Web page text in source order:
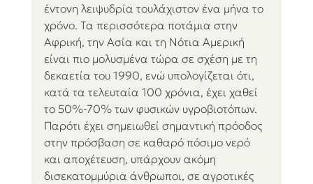
έντονη λειψυδρία τουλάχιστον ένα μήνα το
χρόνο. Τα περισσότερα ποτάμια στην
Αφρική, την Ασία και τη Νότια Αμερική
είναι πιο μολυσμένα τώρα σε σχέση με τη
δεκαετία του 1990, ενώ υπολογίζεται ότι,
κατά τα τελευταία 100 χρόνια, έχει χαθεί
το 50%-70% των φυσικών υγροβιοτόπων.
Παρότι έχει σημειωθεί σημαντική πρόοδος
στην πρόσβαση σε καθαρό πόσιμο νερό
και αποχέτευση, υπάρχουν ακόμη
δισεκατομμύρια άνθρωποι, σε αγροτικές